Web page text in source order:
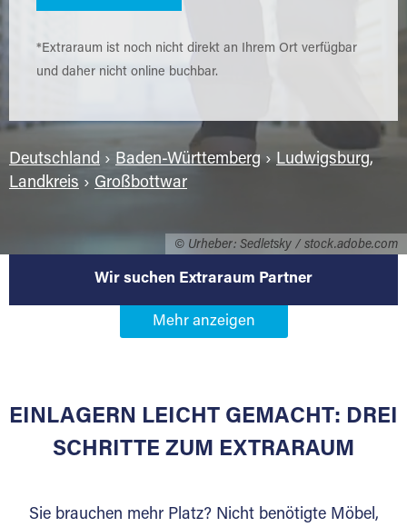
© Urheber: Sedletsky / stock.adobe.com
*Extraraum ist noch nicht direkt an Ihrem Ort verfügbar
und daher nicht online buchbar.
Deutschland › Baden-Württemberg › Ludwigsburg,
Landkreis › Großbottwar
Wir suchen Extraraum Partner
Werden Sie Extraraum Partner in
Sie bieten Kunden Lagerraum zur Miete, der
für die Einlagerung von Umzugsgut gebaut
Lagerkunden und Vermietungen.
EINLAGERN LEICHT GEMACHT: DREI
SCHRITTE ZUM EXTRARAUM
Sie brauchen mehr Platz? Nicht benötigte Möbel,